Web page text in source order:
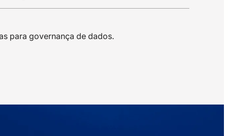
para governança de dados.